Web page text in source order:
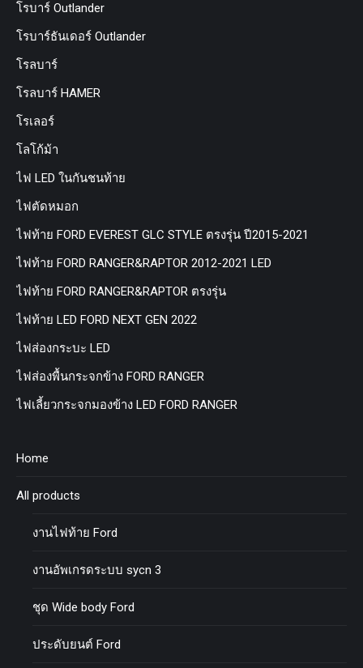
โรบาร์ Outlander
โรบาร์ธันเดอร์ Outlander
โรลบาร์
โรลบาร์ HAMER
โรเลอร์
โลโก้ม้า
ไฟ LED ในกันชนท้าย
ไฟตัดหมอก
ไฟท้าย FORD EVEREST GLC STYLE ตรงรุ่น ปี2015-2021
ไฟท้าย FORD RANGER&RAPTOR 2012-2021 LED
ไฟท้าย FORD RANGER&RAPTOR ตรงรุ่น
ไฟท้าย LED FORD NEXT GEN 2022
ไฟส่องกระบะ LED
ไฟส่องพื้นกระจกข้าง FORD RANGER
ไฟเลี้ยวกระจกมองข้าง LED FORD RANGER
Home
All products
งานไฟท้าย Ford
งานอัพเกรดระบบ sycn 3
ชุด Wide body Ford
ประดับยนต์ Ford